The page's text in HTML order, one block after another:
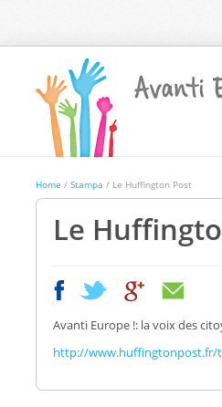
Home / Stampa / Le Huffington Post
Le
Avanti Europe !: la voix des
http://www.huffingtonpost.fr/